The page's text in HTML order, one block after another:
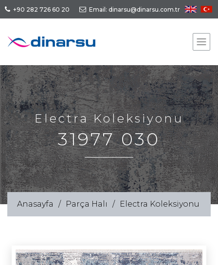
+90 282 726 60 20 Email: dinarsu@dinarsu.com.tr
Electra Koleksiyonu
31977 030
Anasayfa Parça Halı Electra Koleksiyonu